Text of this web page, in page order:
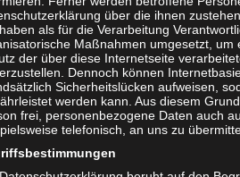
über die ihnen
als für die Verarbeitung
Maßnahmen umgesetzt, um
der über diese Internetseite
Dennoch können
Sicherheitslücken aufweisen,
werden kann. Aus diesem
frei, personenbezogene Daten auch
telefonisch, an uns zu